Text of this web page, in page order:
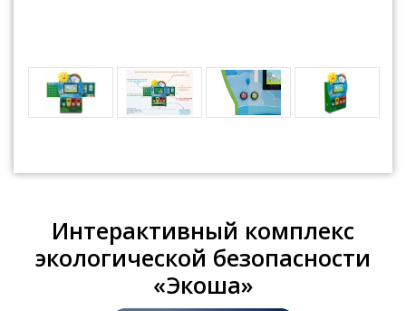
Интерактивный комплекс
экологической безопасности
«Экоша»